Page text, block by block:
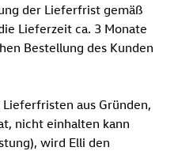
der Lieferfrist gemäß
Lieferzeit ca. 3 Monate
Bestellung des Kunden
aus Gründen,
nicht einhalten kann
wird Elli den